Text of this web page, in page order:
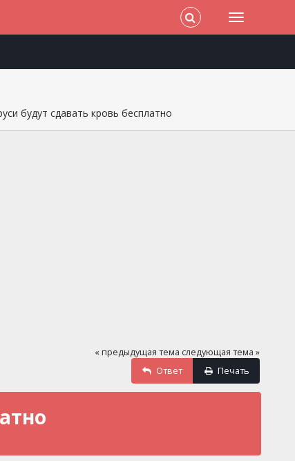
будут сдавать кровь бесплатно
« предыдущая тема следующая тема »
Ответ
Печать